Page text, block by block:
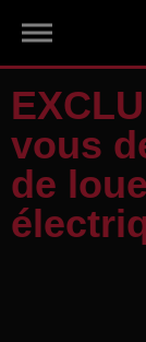
vous
de